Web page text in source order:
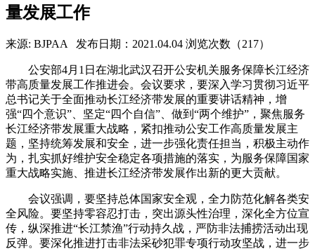
量发展工作
来源: BJPAA 发布日期：2021.04.04 浏览次数（217）
公安部4月1日在湖北武汉召开公安机关服务保障长江经济
带高质量发展工作推进会。会议要求，要深入学习贯彻习近平
总书记关于全面推动长江经济带发展的重要讲话精神，增
强“四个意识”、坚定“四个自信”、做到“两个维护”，聚焦服务
长江经济带发展重大战略，紧扣推动公安工作高质量发展主
题，坚持统筹发展和安全，进一步强化责任担当，积极主动作
为，扎实抓好维护安全稳定各项措施的落实，为服务保障国家
重大战略实施、推进长江经济带发展作出新的更大贡献。
会议强调，要坚持总体国家安全观，全力防范化解各类安
全风险。要坚持零容忍打击，突出源头性治理，深化全方位宣
传，纵深推进“长江禁渔”行动持久战，严防非法捕捞活动出现
反弹。要深化推进打击非法采砂犯罪专项行动攻坚战，进一步